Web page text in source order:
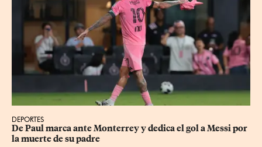
DEPORTES
De Paul marca ante Monterrey y dedica el gol a Messi por
la muerte de su padre